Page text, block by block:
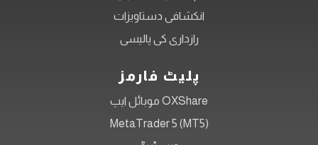
انکشافی دستاویزات
رازداری کی پالیسی
پلیٹ فارمز
OXShare موبائل ایپ
MetaTrader 5 (MT5)